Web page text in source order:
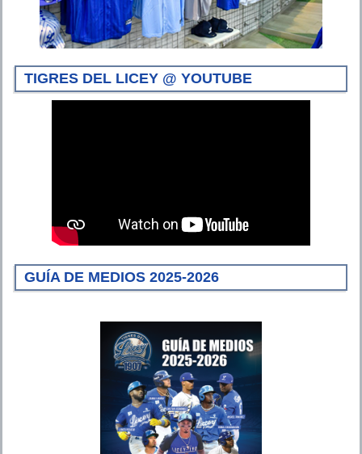
TIGRES DEL LICEY @ YOUTUBE
GUÍA DE MEDIOS 2025-2026